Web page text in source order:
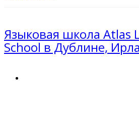
Языковая школа Atlas
School в Дублине,